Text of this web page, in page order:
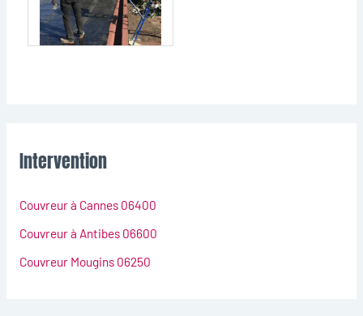
Intervention
Couvreur à Cannes 06400
Couvreur à Antibes 06600
Couvreur Mougins 06250